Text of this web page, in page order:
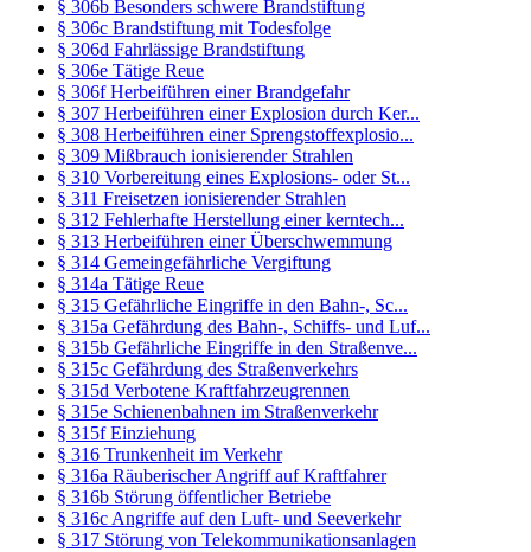
§ 306b Besonders schwere Brandstiftung
§ 306c Brandstiftung mit Todesfolge
§ 306d Fahrlässige Brandstiftung
§ 306e Tätige Reue
§ 306f Herbeiführen einer Brandgefahr
§ 307 Herbeiführen einer Explosion durch Ker...
§ 308 Herbeiführen einer Sprengstoffexplosio...
§ 309 Mißbrauch ionisierender Strahlen
§ 310 Vorbereitung eines Explosions- oder St...
§ 311 Freisetzen ionisierender Strahlen
§ 312 Fehlerhafte Herstellung einer kerntech...
§ 313 Herbeiführen einer Überschwemmung
§ 314 Gemeingefährliche Vergiftung
§ 314a Tätige Reue
§ 315 Gefährliche Eingriffe in den Bahn-, Sc...
§ 315a Gefährdung des Bahn-, Schiffs- und Luf...
§ 315b Gefährliche Eingriffe in den Straßenve...
§ 315c Gefährdung des Straßenverkehrs
§ 315d Verbotene Kraftfahrzeugrennen
§ 315e Schienenbahnen im Straßenverkehr
§ 315f Einziehung
§ 316 Trunkenheit im Verkehr
§ 316a Räuberischer Angriff auf Kraftfahrer
§ 316b Störung öffentlicher Betriebe
§ 316c Angriffe auf den Luft- und Seeverkehr
§ 317 Störung von Telekommunikationsanlagen